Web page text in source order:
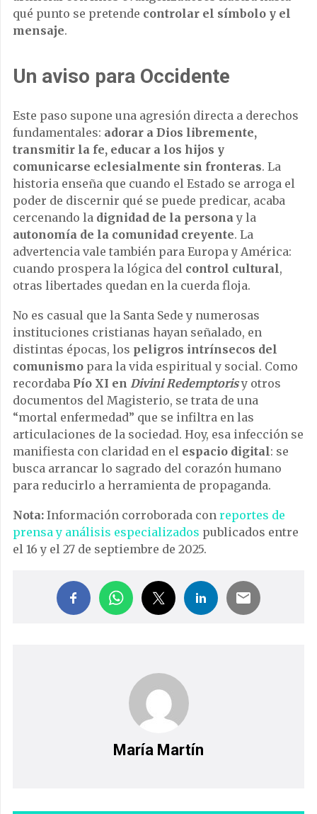
qué punto se pretende controlar el símbolo y el
mensaje.
Un aviso para Occidente
Este paso supone una agresión directa a derechos
fundamentales: adorar a Dios libremente,
transmitir la fe, educar a los hijos y
comunicarse eclesialmente sin fronteras. La
historia enseña que cuando el Estado se arroga el
poder de discernir qué se puede predicar, acaba
cercenando la dignidad de la personay la
autonomía de la comunidad creyente. La
advertencia vale también para Europa y América:
cuando prospera la lógica del control cultural,
otras libertades quedan en la cuerda floja.
No es casual que la Santa Sede y numerosas
instituciones cristianas hayan señalado, en
distintas épocas, los peligros intrínsecos del
comunismo para la vida espiritual y social. Como
recordaba Pío XI en Divini Redemptorisy otros
documentos del Magisterio, se trata de una
“mortal enfermedad” que se infiltra en las
articulaciones de la sociedad. Hoy, esa infección se
manifiesta con claridad en el espacio digital: se
busca arrancar lo sagrado del corazón humano
para reducirlo a herramienta de propaganda.
Nota: Información corroborada con reportes de
prensa y análisis especializados publicados entre
el 16 y el 27 de septiembre de 2025.
María Martín